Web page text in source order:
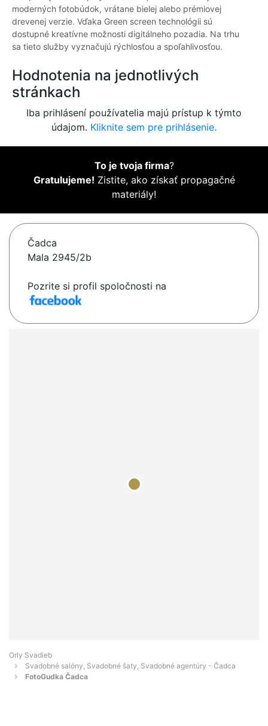
moderných fotobúdok, vrátane bielej alebo prémiovej
drevenej verzie. Vďaka Green screen technológii sú
dostupné kreatívne možnosti digitálneho pozadia. Na trhu
sa tieto služby vyznačujú rýchlosťou a spoľahlivosťou.
Hodnotenia na jednotlivých
stránkach
Iba prihlásení používatelia majú prístup k týmto
údajom. Kliknite sem pre prihlásenie.
To je tvoja firma?
Gratulujeme! Zistite, ako získať propagačné
materiály!
Čadca
Mala 2945/2b
Pozrite si profil spoločnosti na
Orly Svadieb
Svadobné salóny, Svadobné šaty, Svadobné agentúry - Čadca
FotoGudka Čadca